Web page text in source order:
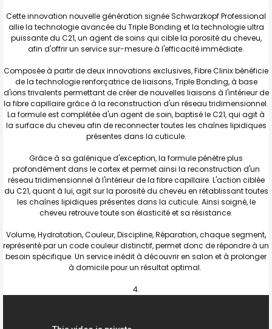
Cette innovation nouvelle génération signée Schwarzkopf Professional
allie la technologie avancée du Triple Bonding et la technologie ultra
puissante du C21, un agent de soins qui cible la porosité du cheveu,
afin d'offrir un service sur-mesure à l'efficacité immédiate.
Composée à partir de deux innovations exclusives, Fibre Clinix bénéficie
de la technologie renforçatrice de liaisons, Triple Bonding, à base
d'ions trivalents permettant de créer de nouvelles liaisons à l'intérieur de
la fibre capillaire grâce à la reconstruction d'un réseau tridimensionnel.
La formule est complétée d'un agent de soin, baptisé le C21, qui agit à
la surface du cheveu afin de reconnecter toutes les chaînes lipidiques
présentes dans la cuticule.
Grâce à sa galénique d'exception, la formule pénètre plus
profondément dans le cortex et permet ainsi la reconstruction d'un
réseau tridimensionnel à l'intérieur de la fibre capillaire. L'action ciblée
du C21, quant à lui, agit sur la porosité du cheveu en rétablissant toutes
les chaînes lipidiques présentes dans la cuticule. Ainsi soigné, le
cheveu retrouve toute son élasticité et sa résistance.
Volume, Hydratation, Couleur, Discipline, Réparation, chaque segment,
représenté par un code couleur distinctif, permet donc de répondre à un
besoin spécifique. Un service inédit à découvrir en salon et à prolonger
à domicile pour un résultat optimal.